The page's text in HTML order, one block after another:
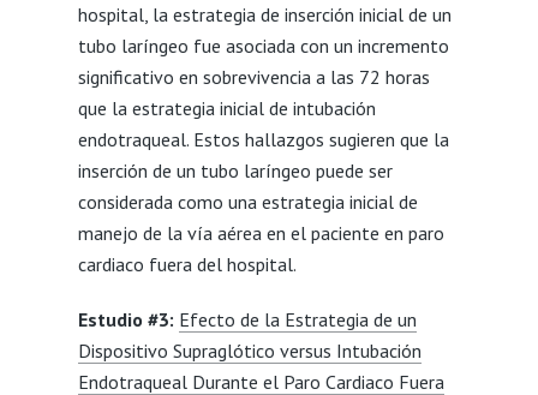
hospital, la estrategia de inserción inicial de un
tubo laríngeo fue asociada con un incremento
significativo en sobrevivencia a las 72 horas
que la estrategia inicial de intubación
endotraqueal. Estos hallazgos sugieren que la
inserción de un tubo laríngeo puede ser
considerada como una estrategia inicial de
manejo de la vía aérea en el paciente en paro
cardiaco fuera del hospital.
Estudio #3: Efecto de la Estrategia de un
Dispositivo Supraglótico versus Intubación
Endotraqueal Durante el Paro Cardiaco Fuera